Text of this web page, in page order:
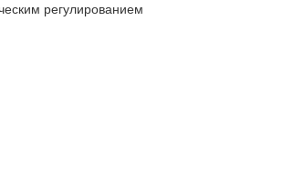
регулированием